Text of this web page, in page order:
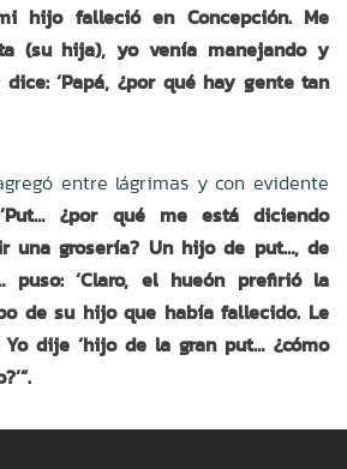
hijo falleció en Concepción. Me
(su hija), yo venía manejando y
‘Papá, ¿por qué hay gente tan
entre lágrimas y con evidente
¿por qué me está diciendo
una grosería? Un hijo de put…, de
puso: ‘Claro, el hueón prefirió la
de su hijo que había fallecido. Le
dije ‘hijo de la gran put… ¿cómo